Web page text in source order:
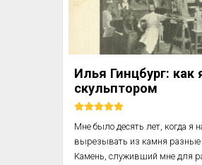
видел сходство между его
подтянутой, ритмичной,
музыкой. В музыке он также
вычищал неаккуратно
одевался...
В музыке Прок...
Илья Гинцбург: как
скульптором
Мне было десять лет, когда я
вырезывать из камня
Камень, служивший мне для